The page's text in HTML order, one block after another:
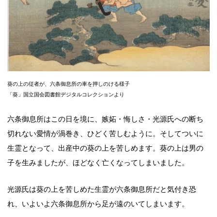
葵の上の従者が、六条御息所の車を押しのける様子
「葵」国立国会図書館デジタルコレクションより
六条御息所はこの日を境に、嫉妬・悔しさ・光源氏への断ち
切れない愛情が渦巻き、ひどく苦しむように。そしてついに
生霊となって、出産中の葵の上を苦しめます。葵の上は男の
子を生みましたが、ほどなく亡くなってしまいました。
光源氏は葵の上を苦しめた生霊が六条御息所だと気付き恐
れ、いよいよ六条御息所から足が遠のいてしまいます。